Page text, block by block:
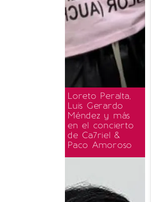
Loreto Peralta,
Luis Gerardo
Méndez y más
en el concierto
de Ca7riel &
Paco Amoroso